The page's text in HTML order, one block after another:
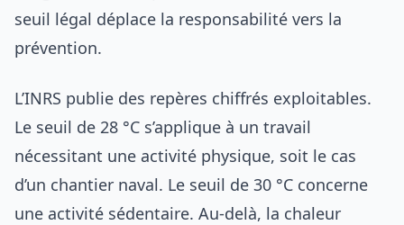
seuil légal déplace la responsabilité vers la
prévention.
L’INRS publie des repères chiffrés exploitables.
Le seuil de 28 °C s’applique à un travail
nécessitant une activité physique, soit le cas
d’un chantier naval. Le seuil de 30 °C concerne
une activité sédentaire. Au-delà, la chaleur